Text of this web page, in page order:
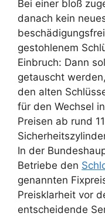
Bei einer bloß
danach kein
gestohlenem
Einbruch: Dann
getauscht
den alten
für den Wechsel
Preisen ab rund
In der
Betriebe den
genannten
Preisklarheit vor
entscheidende